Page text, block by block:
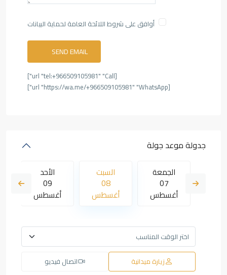
أوافق على شروط اللائحة العامة لحماية البيانات
[url "tel:+966509105981" "Call"]
[url "https://wa.me/+966509105981" "WhatsApp"]
جدولة موعد جولة
الجمعة
07
أغسطس
السبت
08
أغسطس
الأحد
09
أغسطس
زيارة ميدانية
اتصال فيديو